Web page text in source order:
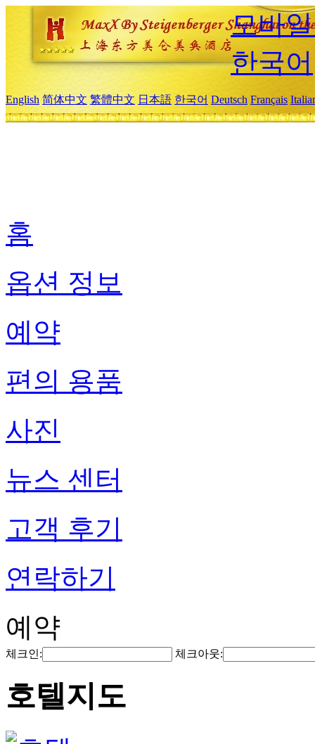
모바
한국어
English 简体中文 繁體中文 日本語 한국어 Deutsch Français
홈
옵션 정보
예약
편의 용품
사진
뉴스 센터
고객 후기
연락하기
예약
체크인: 체크아웃:
호텔지도